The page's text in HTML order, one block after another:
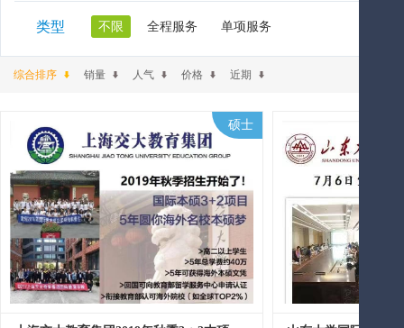
类型 不限 全程服务 单项服务
综合排序 销量 人气 价格 近期
硕士